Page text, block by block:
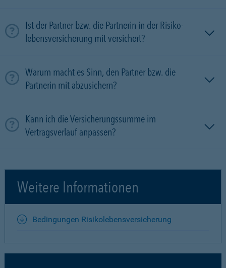
Ist der Partner bzw. die Partnerin in der Risiko­
lebens­versicherung mit versichert?
Warum macht es Sinn, den Partner bzw. die
Partnerin mit ab­zu­sichern?
Kann ich die Versicherungssumme im
Vertragsverlauf anpassen?
Weitere Informationen
Bedingungen Risikolebensversicherung